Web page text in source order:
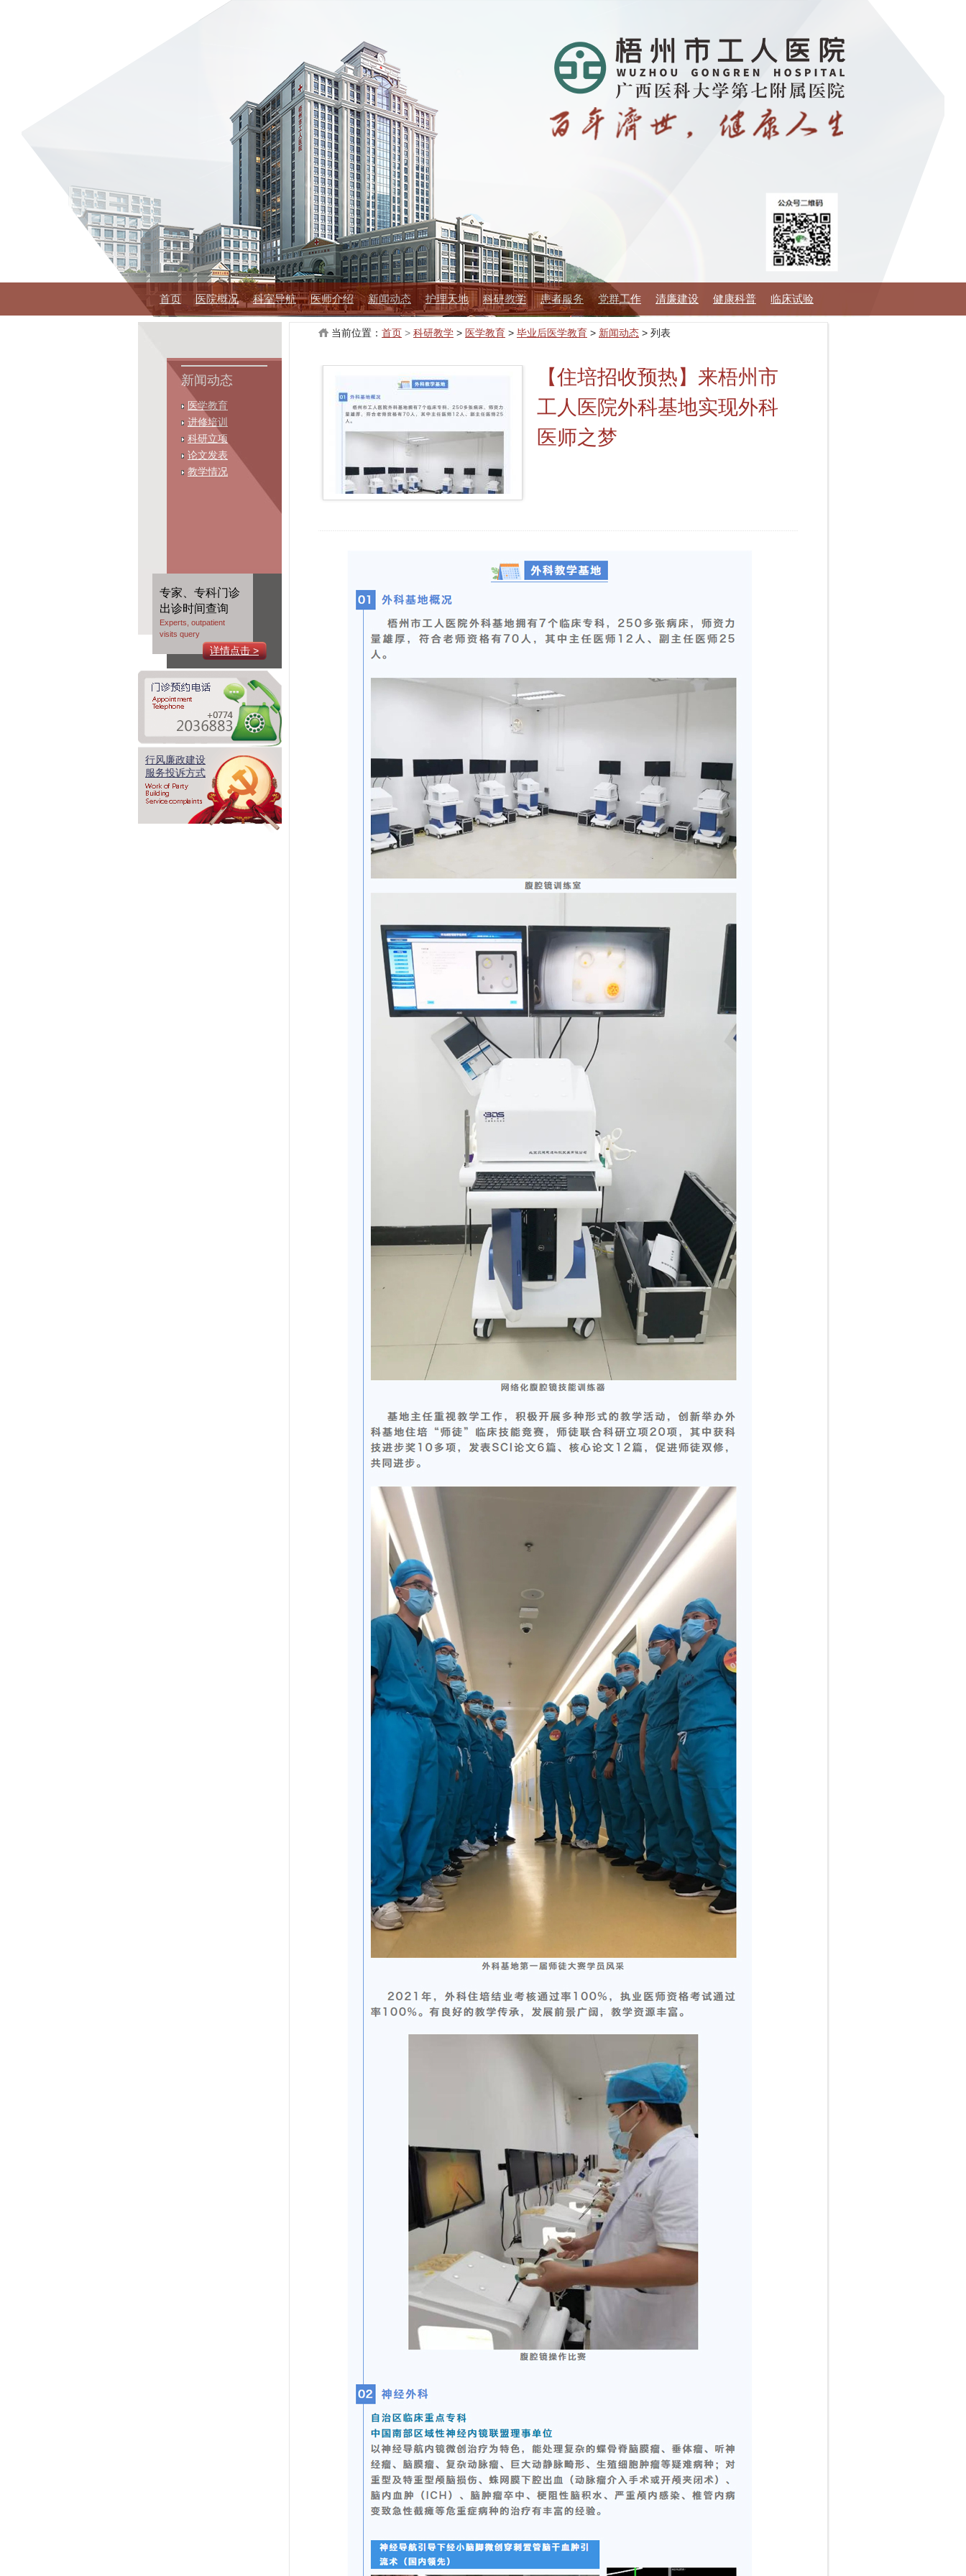
首页 医院概况 科室导航 医师介绍 新闻动态 护理天地 科研教学 患者服务 党群工作 清廉建设 健康科普 临床试验
新闻动态
医学教育
进修培训
科研立项
论文发表
教学情况
专家、专科门诊
出诊时间查询
Experts, outpatient
visits query
详情点击 >
行风廉政建设
服务投诉方式
当前位置： 首页 > 科研教学 > 医学教育 > 毕业后医学教育 > 新闻动态 > 列表
【住培招收预热】来梧州市
工人医院外科基地实现外科
医师之梦